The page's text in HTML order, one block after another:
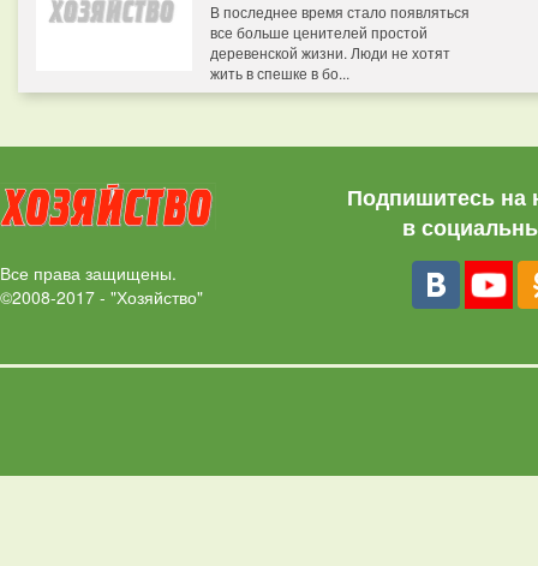
В последнее время стало появляться
все больше ценителей простой
деревенской жизни. Люди не хотят
жить в спешке в бо...
Все права защищены.
©2008-2017 - "Хозяйство"
Подпишитесь на
в